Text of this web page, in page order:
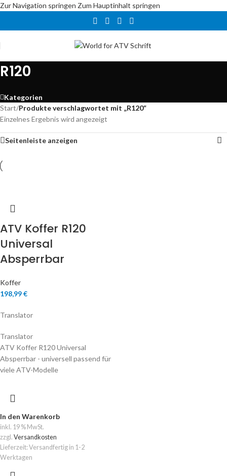
Zur Navigation springen Zum Hauptinhalt springen
R120
Kategorien
Start/Produkte verschlagwortet mit „R120“
Einzelnes Ergebnis wird angezeigt
Seitenleiste anzeigen
ATV Koffer R120
Universal
Absperrbar
Koffer
198,99€
Translator
Translator
ATV Koffer R120 Universal
Absperrbar - universell passend für
viele ATV-Modelle
In den Warenkorb
inkl. 19 % MwSt.
zzgl. Versandkosten
Lieferzeit: Versandfertig in 1-2
Werktagen